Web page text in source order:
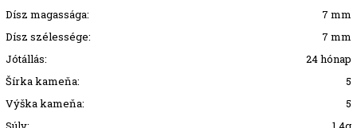
Dísz magassága:
7 mm
Dísz szélessége:
7 mm
Jótállás:
24 hónap
Šírka kameňa:
5
Výška kameňa:
5